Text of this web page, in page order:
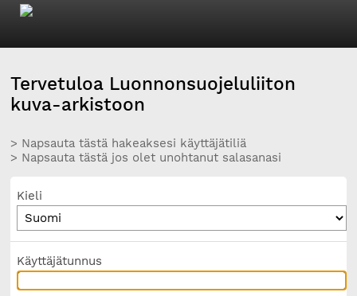
Tervetuloa Luonnonsuojeluliiton
kuva-arkistoon
> Napsauta tästä hakeaksesi käyttäjätiliä
> Napsauta tästä jos olet unohtanut salasanasi
Kieli
Käyttäjätunnus